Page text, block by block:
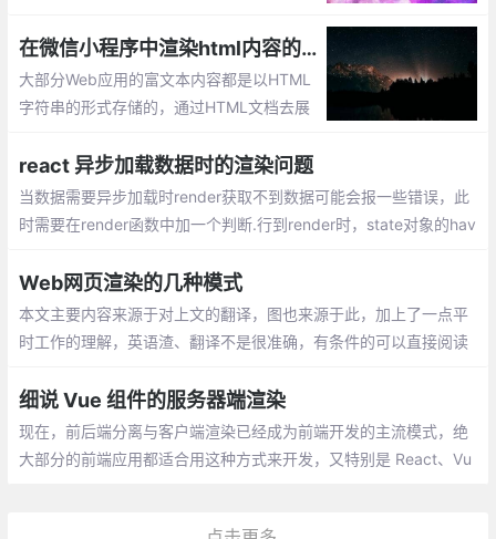
（SEO），利于被网页爬虫抓取数据，多见
于电商网站商品信息获取等。客户端渲染不
利于搜索引擎优化
在微信小程序中渲染html内容的实现
大部分Web应用的富文本内容都是以HTML
字符串的形式存储的，通过HTML文档去展
小程序（下文简称为「小程序」）中，应当
如何渲染这部分内容呢？
react 异步加载数据时的渲染问题
当数据需要异步加载时render获取不到数据可能会报一些错误，此
时需要在render函数中加一个判断.行到render时，state对象的hav
时
Web网页渲染的几种模式
本文主要内容来源于对上文的翻译，图也来源于此，加上了一点平
时工作的理解，英语渣、翻译不是很准确，有条件的可以直接阅读
细说 Vue 组件的服务器端渲染
现在，前后端分离与客户端渲染已经成为前端开发的主流模式，绝
大部分的前端应用都适合用这种方式来开发，又特别是 React、Vu